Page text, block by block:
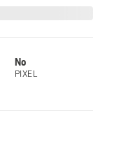
No
PIXEL